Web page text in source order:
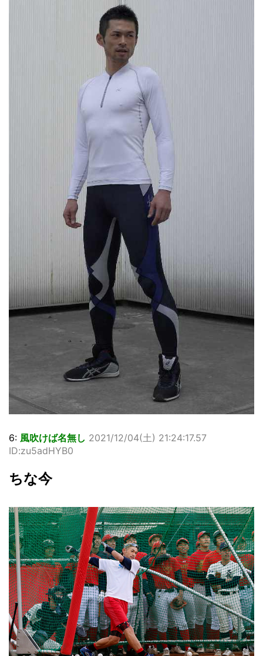
6: 風吹けば名無し 2021/12/04(土) 21:24:17.57
ID:zu5adHYB0
ちな今